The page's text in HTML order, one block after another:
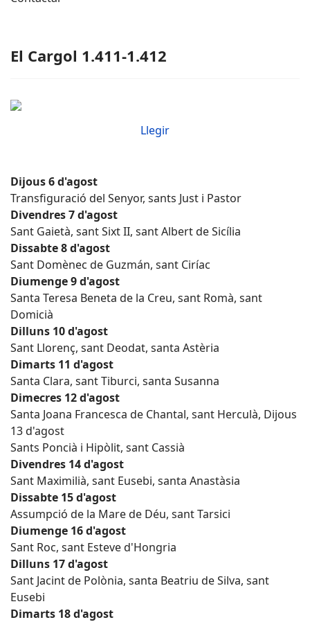
El Cargol 1.411-1.412
Llegir
Dijous 6 d'agost
Transfiguració del Senyor, sants Just i Pastor
Divendres 7 d'agost
Sant Gaietà, sant Sixt II, sant Albert de Sicília
Dissabte 8 d'agost
Sant Domènec de Guzmán, sant Ciríac
Diumenge 9 d'agost
Santa Teresa Beneta de la Creu, sant Romà, sant
Domicià
Dilluns 10 d'agost
Sant Llorenç, sant Deodat, santa Astèria
Dimarts 11 d'agost
Santa Clara, sant Tiburci, santa Susanna
Dimecres 12 d'agost
Santa Joana Francesca de Chantal, sant Herculà, Dijous
13 d'agost
Sants Poncià i Hipòlit, sant Cassià
Divendres 14 d'agost
Sant Maximilià, sant Eusebi, santa Anastàsia
Dissabte 15 d'agost
Assumpció de la Mare de Déu, sant Tarsici
Diumenge 16 d'agost
Sant Roc, sant Esteve d'Hongria
Dilluns 17 d'agost
Sant Jacint de Polònia, santa Beatriu de Silva, sant
Eusebi
Dimarts 18 d'agost